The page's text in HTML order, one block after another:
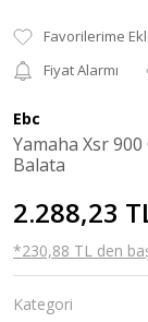
Fiyat Alarmı
Ebc
Yamaha Xsr
Balata
2.288,23
*230,88 TL den
Kategori